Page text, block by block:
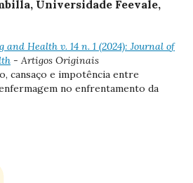
Universidade Feevale,
Health v. 14 n. 1 (2024): Journal of
- Artigos Originais
cansaço e impotência entre
no enfrentamento da